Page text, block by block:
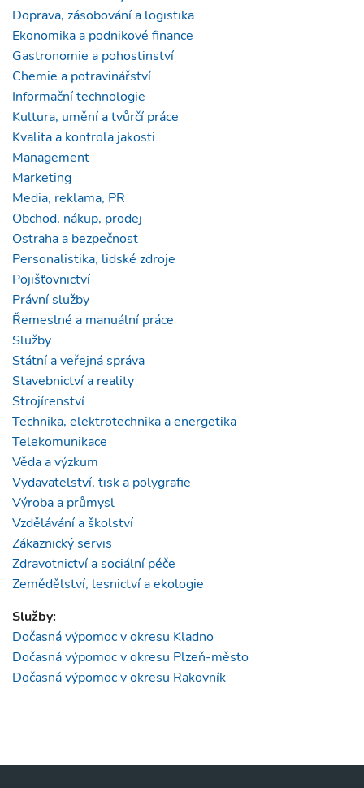
Doprava, zásobování a logistika
Ekonomika a podnikové finance
Gastronomie a pohostinství
Chemie a potravinářství
Informační technologie
Kultura, umění a tvůrčí práce
Kvalita a kontrola jakosti
Management
Marketing
Media, reklama, PR
Obchod, nákup, prodej
Ostraha a bezpečnost
Personalistika, lidské zdroje
Pojišťovnictví
Právní služby
Řemeslné a manuální práce
Služby
Státní a veřejná správa
Stavebnictví a reality
Strojírenství
Technika, elektrotechnika a energetika
Telekomunikace
Věda a výzkum
Vydavatelství, tisk a polygrafie
Výroba a průmysl
Vzdělávání a školství
Zákaznický servis
Zdravotnictví a sociální péče
Zemědělství, lesnictví a ekologie
Služby:
Dočasná výpomoc v okresu Kladno
Dočasná výpomoc v okresu Plzeň-město
Dočasná výpomoc v okresu Rakovník